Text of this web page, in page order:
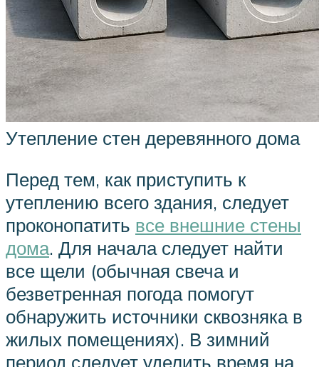
Утепление стен деревянного дома
Перед тем, как приступить к
утеплению всего здания, следует
проконопатить все внешние стены
дома. Для начала следует найти
все щели (обычная свеча и
безветренная погода помогут
обнаружить источники сквозняка в
жилых помещениях). В зимний
период следует уделить время на